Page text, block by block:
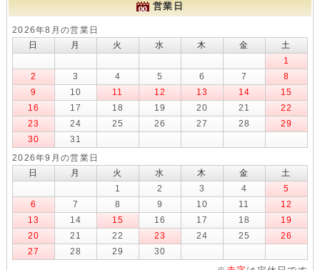
営業日
2026年8月の営業日
日
月 火 水 木 金
土
1
2
3 4 5 6 7
8
9
10 11 12 13 14
15
16
17 18 19 20 21
22
23
24 25 26 27 28
29
30
31
2026年9月の営業日
日
月 火 水 木 金
土
1
2 3 4
5
6
7 8 9 10 11
12
13
14 15 16 17 18
19
20
21 22 23 24 25
26
27
28 29 30